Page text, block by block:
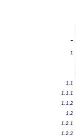
-
1
1,1
1.1.1
1.1.2
1,2
1.2.1
1.2.2